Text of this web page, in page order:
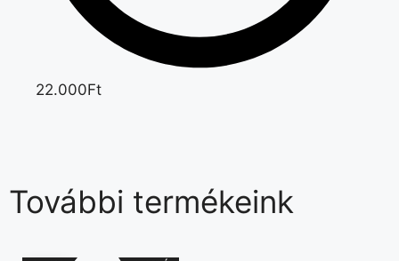
22.000Ft
További termékeink